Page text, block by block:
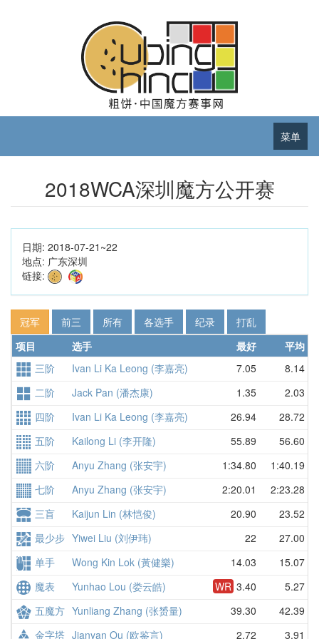
菜单
2018WCA深圳魔方公开赛
日期: 2018-07-21~22
地点: 广东深圳
链接:
冠军 前三 所有 各选手 纪录
打乱
项目
选手 最好 平均
三阶
Ivan Li Ka Leong (李嘉亮) 7.05 8.14
二阶
Jack Pan (潘杰康) 1.35 2.03
四阶
Ivan Li Ka Leong (李嘉亮) 26.94 28.72
五阶
Kailong Li (李开隆) 55.89 56.60
六阶
Anyu Zhang (张安宇) 1:34.80 1:40.19
七阶
Anyu Zhang (张安宇) 2:20.01 2:23.28
三盲
Kaijun Lin (林恺俊) 20.90 23.52
最少步 Yiwei Liu (刘伊玮) 22 27.00
单手
Wong Kin Lok (黃健樂) 14.03 15.07
魔表
Yunhao Lou (娄云皓) WR 3.40 5.27
五魔方 Yunliang Zhang (张赟量) 39.30 42.39
金字塔 Jianyan Ou (欧鉴言) 2.72 3.91